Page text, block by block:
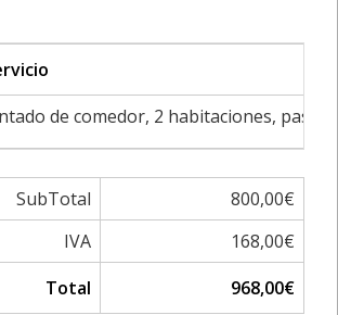
de comedor, 2 habitaciones,
SubTotal
800,00€
IVA
168,00€
Total
968,00€